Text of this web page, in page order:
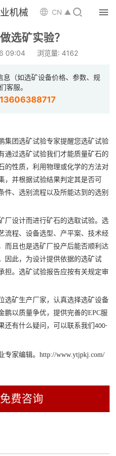
机械 CN ▲ 
选矿实验？
09:04 浏览量: 4162
（如选矿设备价格、参数、规
客服。
13606388717
团选矿试验专家提醒您选矿试验
通过选矿试验我们才能质量矿石的
的性质，利用物理或化学的方法对
，并根据试验结果判定其是否可
件、选别流程以及所能达到的选别
设计而进行矿石的选取试验。选
流程、设备选型、产平案、技术经
而且也是选矿厂投产后能否顺利达
因此，为设计提供依据的选矿试
担。选矿试验报告应按有关规定审
矿生产厂家，认真选择选矿设备
鹏以质量争优，提供完善的EPC服
还有什么疑问，可以联系我们400-
专家编辑。http://www.ytjpkj.com/
费咨询

 选矿设备
 配件耗材

 案例中心
 服务体系
 新闻中心
 矿山设计院
 选矿实验室
发展历程
企业文化
专家团队